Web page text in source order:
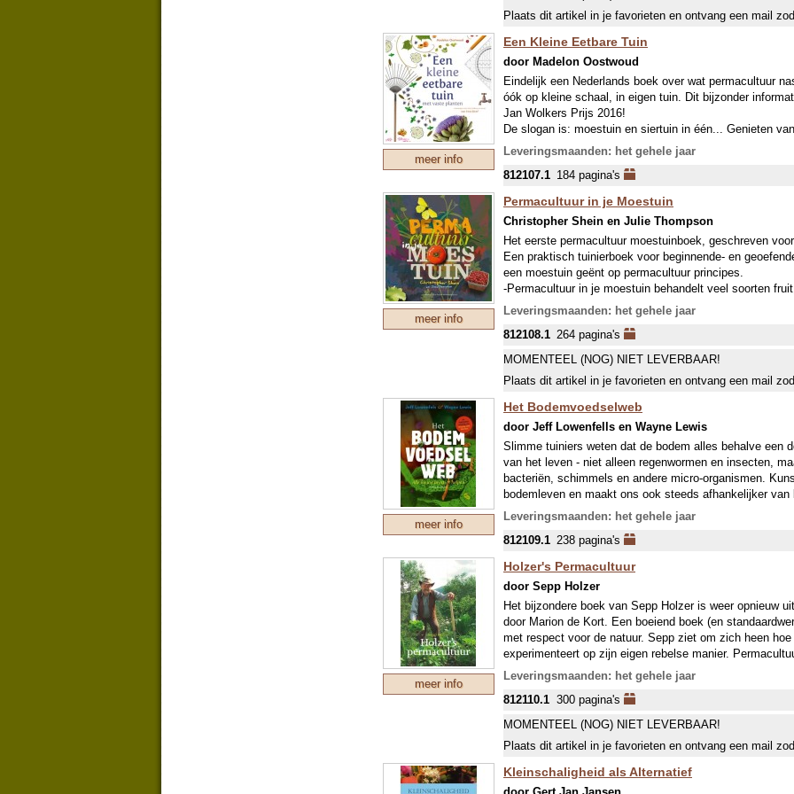
voor haar, tot voor kort, onbekende tuinierswereld, van
buurmannen met piekfijne, groene grasveldjes. Als je
de dood hebt ingejaagd, dan kan je maar beter mild zijn.
Plaats dit artikel in je favorieten en ontvang een mail
meer info
Een Kleine Eetbare Tuin
door Madelon Oostwoud
Eindelijk een Nederlands boek over wat permacultuur
óók op kleine schaal, in eigen tuin. Dit bijzonder
Jan Wolkers Prijs 2016!
De slogan is: moestuin en siertuin in één... Genieten
eetbare bloemen van ‘eigen grond’ kan ook met een
inspiratie voor ontwerp, aanleg en onderhoud van een
dat alles zonder veel werk en onderhoud. De vele
Geurige, kleurige & smaakvolle tuinen
‘Een kleine eetbare tuin’ biedt een verse kijk op
uitgewerkte ontwerpen met bijbehorende plantenlijst.
Met vaste planten (zonplanten, schaduwplanten,
Inspirerende tips voor tuinaanleg en tuinontwerp
Optimale benutting van zonlicht en regenwater
Vaste, winterharde, overblijvende en zelf zaaiende
Zaaien, stekken, vermeerderen, scheuren
Gereedschappen, harde materialen, steunen van
Dieren en insecten lokken en afweren, composteren
Tips voor oogsten, bewaren en verwerken
Met losse plantenlijst als keuzewijzer: meer dan 200
informatie over o.a. grondsoort, groeiwijze en
Leveringsmaanden: het gehele jaar
812107.1 184 pagina's
meer info
Permacultuur in je Moestuin
Christopher Shein en Julie Thompson
Het eerste permacultuur moestuinboek, geschreven
Een praktisch tuinierboek voor beginnende- en
een moestuin geënt op permacultuur principes.
-Permacultuur in je moestuin behandelt veel soorten
de weg naar een veerkrachtige samenhang in je tuin:
maakt die elkaar versterken, hoe je nuttige insecten
gezonde balans brengt.
-Permacultuur is gebaseerd op observatie van
mee kunt werken en haar voor je kunt laten werken.
van tuinieren die steeds meer navolging vindt.
uitgangspunt.
-Kortom: permacultuur is een uitstekende manier om
tuinieren.
Leveringsmaanden: het gehele jaar
812108.1 264 pagina's
MOMENTEEL (NOG) NIET LEVERBAAR!
Plaats dit artikel in je favorieten en ontvang een mail
meer info
Het Bodemvoedselweb
door Jeff Lowenfells en Wayne Lewis
Slimme tuiniers weten dat de bodem alles behalve een
van het leven - niet alleen regenwormen en insecten,
bacteriën, schimmels en andere micro-organismen.
bodemleven en maakt ons ook steeds afhankelijker van
Maar er is een alternatief voor deze vicieuze cirkel:
“bodemvoedselweb” versterkt in plaats van verzwakt.
wereld vol met organismen die door hun interacties een
Door jargon te vermijden maken de auteurs de
voor een groot publiek bereikbaar, van ecologisch
gezonde, weelderige planten willen zonder het gebruik
Het bodemvoedselweb is de Nederlandse vertaling van
standaardwerk dat al veel lof heeft mogen oogsten.
Leveringsmaanden: het gehele jaar
812109.1 238 pagina's
meer info
Holzer's Permacultuur
door Sepp Holzer
Het bijzondere boek van Sepp Holzer is weer opnieuw
door Marion de Kort. Een boeiend boek (en
met respect voor de natuur. Sepp ziet om zich heen
experimenteert op zijn eigen rebelse manier.
door veel kwekers (groot en klein) omarmd als
De bedoeling is om te oogsten, het resultaat is een
Door ons deelnemen in de “crowdfunding” is deze
prijs zeer schappelijk! Zie ookwww.janvanarkel.nl
Leveringsmaanden: het gehele jaar
812110.1 300 pagina's
MOMENTEEL (NOG) NIET LEVERBAAR!
Plaats dit artikel in je favorieten en ontvang een mail
Kleinschaligheid als Alternatief